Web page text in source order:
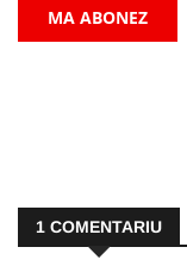
MA ABONEZ
1 COMENTARIU